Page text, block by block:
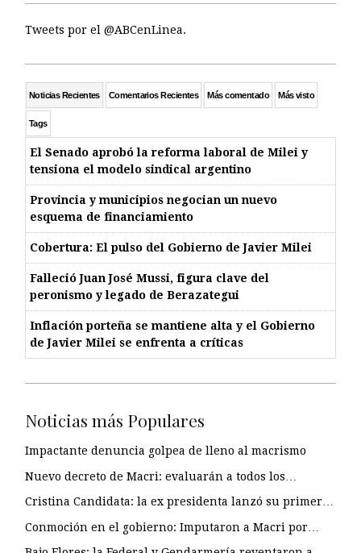
Tweets por el @ABCenLinea.
Noticias Recientes Comentarios Recientes Más comentado Más visto
Tags
El Senado aprobó la reforma laboral de Milei y
tensiona el modelo sindical argentino
Provincia y municipios negocian un nuevo
esquema de financiamiento
Cobertura: El pulso del Gobierno de Javier Milei
Falleció Juan José Mussi, figura clave del
peronismo y legado de Berazategui
Inflación porteña se mantiene alta y el Gobierno
de Javier Milei se enfrenta a críticas
Noticias más Populares
Impactante denuncia golpea de lleno al macrismo
Nuevo decreto de Macri: evaluarán a todos los…
Cristina Candidata: la ex presidenta lanzó su primer…
Conmoción en el gobierno: Imputaron a Macri por…